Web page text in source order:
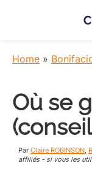
en
-
Home »
Où se
Par Claire ROBINSON
affiliés - si vous les